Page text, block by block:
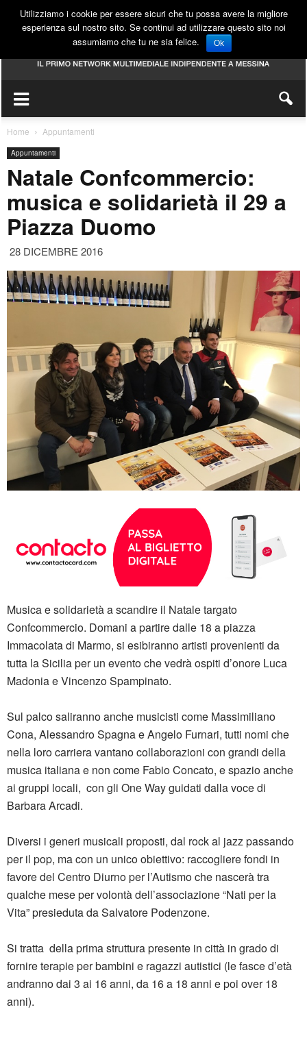
Home Appuntamenti
Appuntamenti
Natale Confcommercio:
musica e solidarietà il 29 a
Piazza Duomo
28 DICEMBRE 2016
Musica e solidarietà a scandire il Natale targato
Confcommercio. Domani a partire dalle 18 a piazza
Immacolata di Marmo, si esibiranno artisti provenienti da
tutta la Sicilia per un evento che vedrà ospiti d’onore Luca
Madonia e Vincenzo Spampinato.
Sul palco saliranno anche musicisti come Massimiliano
Cona, Alessandro Spagna e Angelo Furnari, tutti nomi che
nella loro carriera vantano collaborazioni con grandi della
musica italiana e non come Fabio Concato, e spazio anche
ai gruppi locali, con gli One Way guidati dalla voce di
Barbara Arcadi.
Diversi i generi musicali proposti, dal rock al jazz passando
per il pop, ma con un unico obiettivo: raccogliere fondi in
favore del Centro Diurno per l’Autismo che nascerà tra
qualche mese per volontà dell’associazione “Nati per la
Vita” presieduta da Salvatore Podenzone.
Si tratta della prima struttura presente in città in grado di
fornire terapie per bambini e ragazzi autistici (le fasce d’età
andranno dai 3 ai 16 anni, da 16 a 18 anni e poi over 18
anni).
Utilizziamo i cookie per essere sicuri che tu possa avere la migliore
esperienza sul nostro sito. Se continui ad utilizzare questo sito noi
assumiamo che tu ne sia felice.
Ok